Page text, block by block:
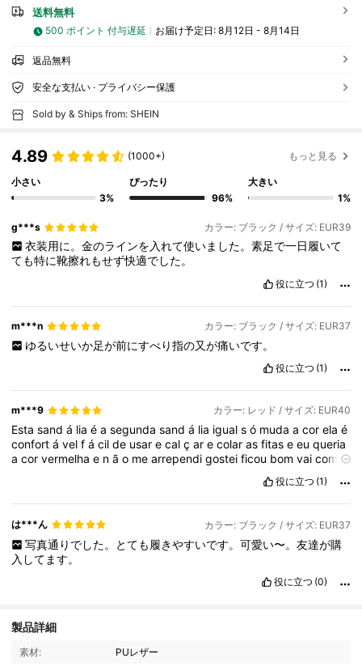
送料無料
500 ポイント 付与遅延 お届け予定日: 8月12日 - 8月14日
返品無料
安全な支払い · プライバシー保護
Sold by & Ships from: SHEIN
4.89 (1000+) もっと見る
小さい
3%
ぴったり
96%
大きい
1%
g***s カラー: ブラック / サイズ: EUR39
衣装用に。金のラインを入れて使いました。素足で一日履いて
ても特に靴擦れもせず快適でした。
役に立つ (1)
m***n カラー: ブラック / サイズ: EUR37
ゆるいせいか足が前にすべり指の又が痛いです。
役に立つ (1)
m***9 カラー: レッド / サイズ: EUR40
Estasandá liaéasegundasandá lia igualsó mudaacorelaé
confortávelfácilde usarecalçarecolarasfitaseeuqueria
acorvermelhae não mearrependigosteificou bomvaicom
役に立つ (1)
は***ん カラー: ブラック / サイズ: EUR37
写真通りでした。とても履きやすいです。可愛い〜。友達が購
入してます。
役に立つ (0)
製品詳細
素材: PUレザー